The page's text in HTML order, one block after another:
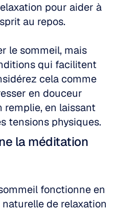
pour aider à
au repos.
le sommeil, mais
qui facilitent
cela comme
en douceur
remplie, en laissant
tensions physiques.
la méditation
fonctionne en
de relaxation